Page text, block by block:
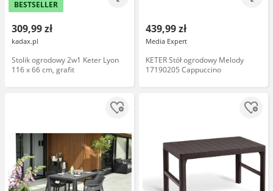
BESTSELLER
309,99 zł
kadax.pl
Stolik ogrodowy 2w1 Keter Lyon
116 x 66 cm, grafit
439,99 zł
Media Expert
KETER Stół ogrodowy Melody
17190205 Cappuccino